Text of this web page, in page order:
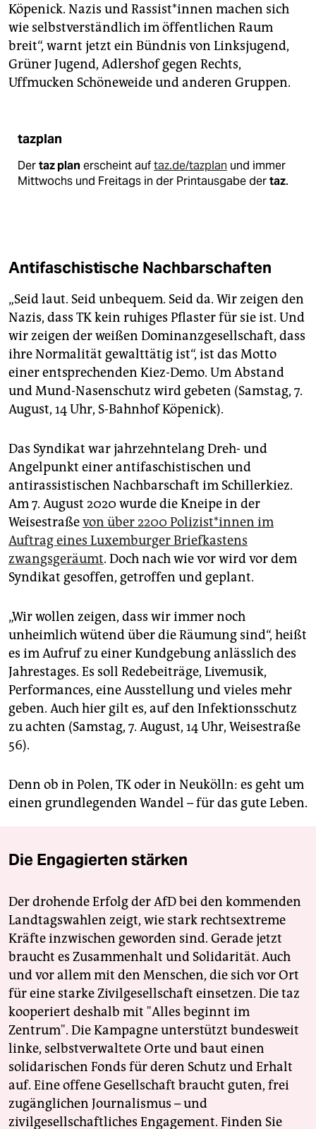
Köpenick. Nazis und Ras­sis­t*in­nen machen sich
wie selbstverständlich im öffentlichen Raum
breit“, warnt jetzt ein Bündnis von Linksjugend,
Grüner Jugend, Adlershof gegen Rechts,
Uffmucken Schöneweide und anderen Gruppen.
tazplan
Dertaz planerscheint auftaz.de/tazplan und immer
Mittwochs und Freitags in der Printausgabe dertaz.
Antifaschistische Nachbarschaften
„Seid laut. Seid unbequem. Seid da. Wir zeigen den
Nazis, dass TK kein ruhiges Pflaster für sie ist. Und
wir zeigen der weißen Dominanzgesellschaft, dass
ihre Normalität gewalttätig ist“, ist das Motto
einer entsprechenden Kiez-Demo. Um Abstand
und Mund-Nasenschutz wird gebeten (Samstag, 7.
August, 14 Uhr, S-Bahnhof Köpenick).
Das Syndikat war jahrzehntelang Dreh- und
Angelpunkt einer antifaschistischen und
antirassistischen Nachbarschaft im Schillerkiez.
Am 7. August 2020 wurde die Kneipe in der
Weisestraßevon über 2200 Po­li­zis­t*in­nen im
Auftrag eines Luxemburger Briefkastens
zwangsgeräumt. Doch nach wie vor wird vor dem
Syndikat gesoffen, getroffen und geplant.
„Wir wollen zeigen, dass wir immer noch
unheimlich wütend über die Räumung sind“, heißt
es im Aufruf zu einer Kundgebung anlässlich des
Jahrestages. Es soll Redebeiträge, Livemusik,
Performances, eine Ausstellung und vieles mehr
geben. Auch hier gilt es, auf den Infektionsschutz
zu achten (Samstag, 7. August, 14 Uhr, Weisestraße
56).
Denn ob in Polen, TK oder in Neukölln: es geht um
einen grundlegenden Wandel – für das gute Leben.
Die Engagierten stärken
Der drohende Erfolg der AfD bei den kommenden
Landtagswahlen zeigt, wie stark rechtsextreme
Kräfte inzwischen geworden sind. Gerade jetzt
braucht es Zusammenhalt und Solidarität. Auch
und vor allem mit den Menschen, die sich vor Ort
für eine starke Zivilgesellschaft einsetzen. Die taz
kooperiert deshalb mit "Alles beginnt im
Zentrum". Die Kampagne unterstützt bundesweit
linke, selbstverwaltete Orte und baut einen
solidarischen Fonds für deren Schutz und Erhalt
auf. Eine offene Gesellschaft braucht guten, frei
zugänglichen Journalismus – und
zivilgesellschaftliches Engagement. Finden Sie